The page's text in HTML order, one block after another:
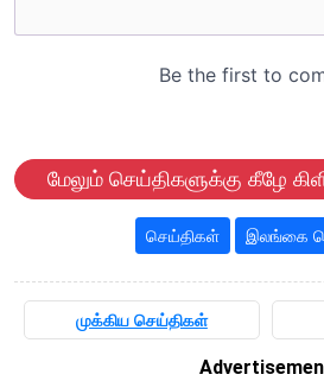
மேலும் செய்திகளுக்கு கீழே
செய்திகள் இலங்கை
முக்கிய செய்திகள்